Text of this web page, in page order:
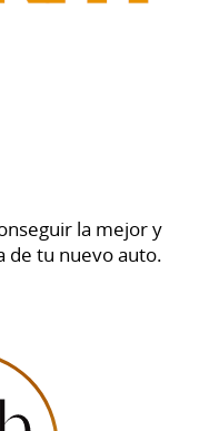
la mejor y
de tu nuevo auto.